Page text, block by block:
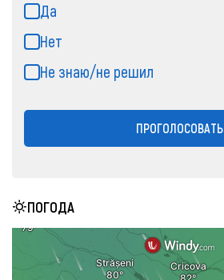
Да
Нет
Не знаю/не решил
ПРОГОЛОСОВАТЬ
ПОГОДА